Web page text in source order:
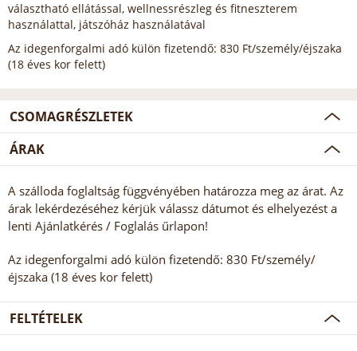
választható ellátással, wellnessrészleg és fitneszterem
használattal, játszóház használatával
Az idegenforgalmi adó külön fizetendő: 830 Ft/személy/éjszaka
(18 éves kor felett)
CSOMAGRÉSZLETEK
ÁRAK
A szálloda foglaltság függvényében határozza meg az árat. Az
árak lekérdezéséhez kérjük válassz dátumot és elhelyezést a
lenti Ajánlatkérés / Foglalás űrlapon!
Az idegenforgalmi adó külön fizetendő: 830 Ft/személy/
éjszaka (18 éves kor felett)
FELTÉTELEK